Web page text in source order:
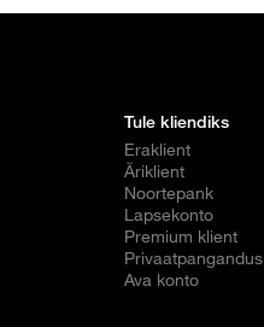
Tule kliendiks
Eraklient
Äriklient
Noortepank
Lapsekonto
Premium klient
Privaatpangandus
Ava konto